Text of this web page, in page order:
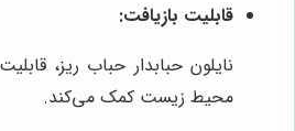
قابلیت بازیافت:
نایلون حبابدار حباب ریز،
محیط زیست کمک می‌کند.